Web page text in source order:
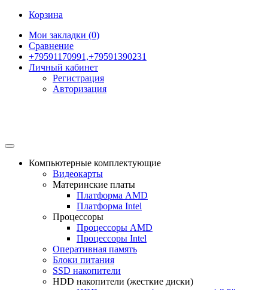
Корзина
Мои закладки (0)
Сравнение
+79591170991,+79591390231
Личный кабинет
Регистрация
Авторизация
Компьютерные комплектующие
Видеокарты
Материнские платы
Платформа AMD
Платформа Intel
Процессоры
Процессоры AMD
Процессоры Intel
Оперативная память
Блоки питания
SSD накопители
HDD накопители (жесткие диски)